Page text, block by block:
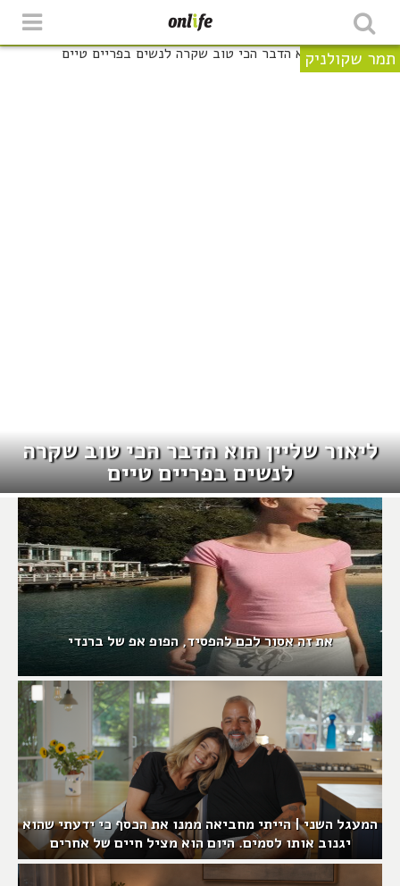
תמר שקולניק
ליאור שליין הוא הדבר הכי טוב שקרה
לנשים בפריים טיים
את זה אסור לכם להפסיד, הפופ אפ של ברנדי
המעגל השני | הייתי מחביאה ממנו את הכסף כי ידעתי שהוא
יגנוב אותו לסמים. היום הוא מציל חיים של אחרים